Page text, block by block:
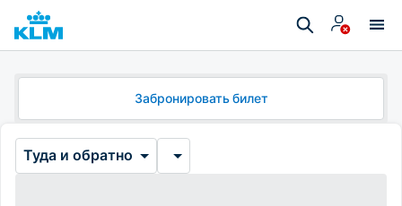
Забронировать билет
Туда и обратно